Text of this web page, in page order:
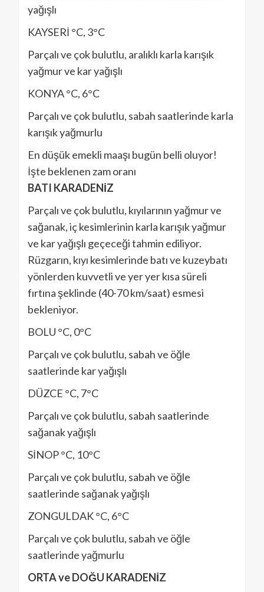
yağışlı
KAYSERİ °C, 3°C
Parçalı ve çok bulutlu, aralıklı karla karışık
yağmur ve kar yağışlı
KONYA °C, 6°C
Parçalı ve çok bulutlu, sabah saatlerinde karla
karışık yağmurlu
En düşük emekli maaşı bugün belli oluyor!
İşte beklenen zam oranı
BATI KARADENİZ
Parçalı ve çok bulutlu, kıyılarının yağmur ve
sağanak, iç kesimlerinin karla karışık yağmur
ve kar yağışlı geçeceği tahmin ediliyor.
Rüzgarın, kıyı kesimlerinde batı ve kuzeybatı
yönlerden kuvvetli ve yer yer kısa süreli
fırtına şeklinde (40-70 km/saat) esmesi
bekleniyor.
BOLU °C, 0°C
Parçalı ve çok bulutlu, sabah ve öğle
saatlerinde kar yağışlı
DÜZCE °C, 7°C
Parçalı ve çok bulutlu, sabah saatlerinde
sağanak yağışlı
SİNOP °C, 10°C
Parçalı ve çok bulutlu, sabah ve öğle
saatlerinde sağanak yağışlı
ZONGULDAK °C, 6°C
Parçalı ve çok bulutlu, sabah ve öğle
saatlerinde yağmurlu
ORTA ve DOĞU KARADENİZ